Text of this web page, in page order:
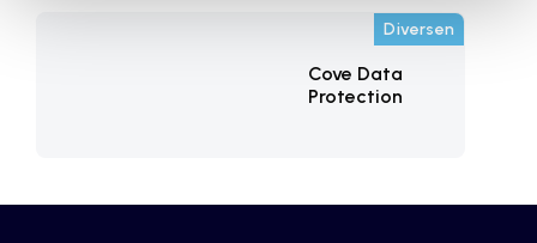
Cove Data
Protection
Diversen